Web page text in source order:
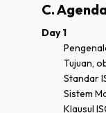
C.
Day 1
Tujuan,
Standar
Sistem
Klausul